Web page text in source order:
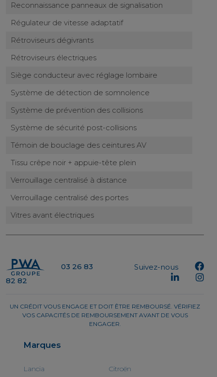
Reconnaissance panneaux de signalisation
Régulateur de vitesse adaptatif
Rétroviseurs dégivrants
Rétroviseurs électriques
Siège conducteur avec réglage lombaire
Système de détection de somnolence
Système de prévention des collisions
Système de sécurité post-collisions
Témoin de bouclage des ceintures AV
Tissu crêpe noir + appuie-tête plein
Verrouillage centralisé à distance
Verrouillage centralisé des portes
Vitres avant électriques
03 26 83
82 82
Suivez-nous
UN CRÉDIT VOUS ENGAGE ET DOIT ÊTRE REMBOURSÉ. VÉRIFIEZ
VOS CAPACITÉS DE REMBOURSEMENT AVANT DE VOUS
ENGAGER.
Marques
Lancia
Citroën